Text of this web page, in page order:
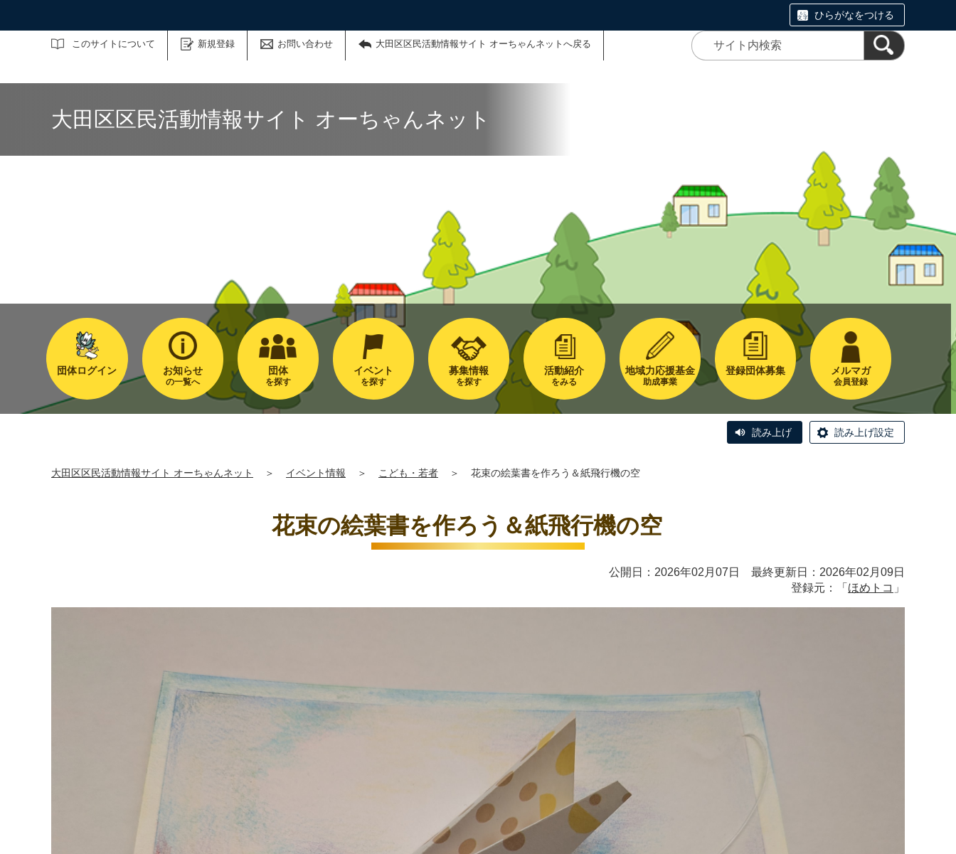
ひらがなをつける
このサイトについて 新規登録 お問い合わせ 大田区区民活動情報サイト オーちゃんネットへ戻る
サイト内検索
大田区区民活動情報サイト オーちゃんネット
団体ログイン お知らせ
の一覧へ
団体
を探す
イベント
を探す
募集情報
を探す
活動紹介
をみる
地域力応援基金
助成事業
登録団体募集 メルマガ
会員登録
読み上げ 読み上げ設定
大田区区民活動情報サイト オーちゃんネット ＞ イベント情報 ＞ こども・若者 ＞ 花束の絵葉書を作ろう＆紙飛行機の空
花束の絵葉書を作ろう＆紙飛行機の空
公開日：2026年02月07日 最終更新日：2026年02月09日
登録元：「 ほめトコ 」